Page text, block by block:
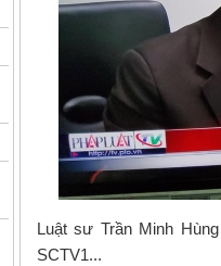
Luật sư Trần Minh
SCTV1...